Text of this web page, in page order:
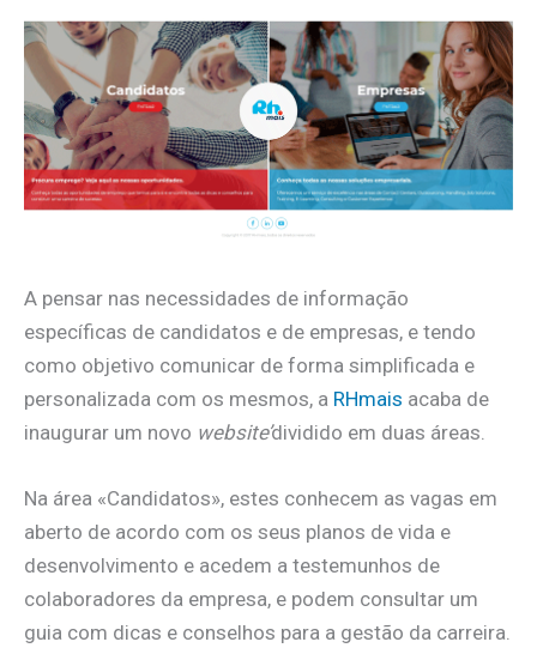
A pensar nas necessidades de informação
específicas de candidatos e de empresas, e tendo
como objetivo comunicar de forma simplificada e
personalizada com os mesmos, a RHmais acaba de
inaugurar um novo website’dividido em duas áreas.
Na área «Candidatos», estes conhecem as vagas em
aberto de acordo com os seus planos de vida e
desenvolvimento e acedem a testemunhos de
colaboradores da empresa, e podem consultar um
guia com dicas e conselhos para a gestão da carreira.